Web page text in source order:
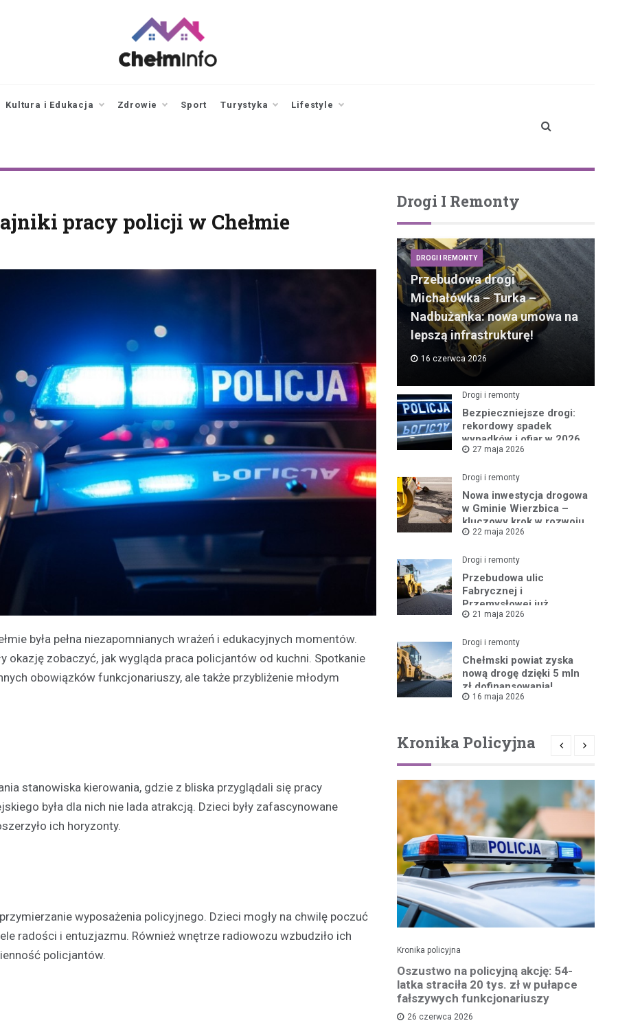
Kultura i Edukacja Zdrowie Sport Turystyka Lifestyle
pracy policji w Chełmie
była pełna niezapomnianych wrażeń i edukacyjnych momentów.
okazję zobaczyć, jak wygląda praca policjantów od kuchni. Spotkanie
obowiązków funkcjonariuszy, ale także przybliżenie młodym
stanowiska kierowania, gdzie z bliska przyglądali się pracy
była dla nich nie lada atrakcją. Dzieci były zafascynowane
ich horyzonty.
wyposażenia policyjnego. Dzieci mogły na chwilę poczuć
radości i entuzjazmu. Również wnętrze radiowozu wzbudziło ich
policjantów.
Drogi I Remonty
DROGI I REMONTY
Przebudowa drogi
Michałówka – Turka –
Nadbużanka: nowa umowa na
lepszą infrastrukturę!
16 czerwca 2026
Drogi i remonty
Bezpieczniejsze drogi:
rekordowy spadek
wypadków i ofiar w 2026
roku27 maja 2026
Drogi i remonty
Nowa inwestycja drogowa
w Gminie Wierzbica –
kluczowy krok w rozwoju
regionu
22 maja 2026
Drogi i remonty
Przebudowa ulic
Fabrycznej i
Przemysłowej już
ruszyła!
21 maja 2026
Drogi i remonty
Chełmski powiat zyska
nową drogę dzięki 5 mln
zł dofinansowania!
16 maja 2026
Kronika Policyjna
Kronika policyjna
Oszustwo na policyjną akcję: 54-
latka straciła 20 tys. zł w pułapce
fałszywych funkcjonariuszy
26 czerwca 2026